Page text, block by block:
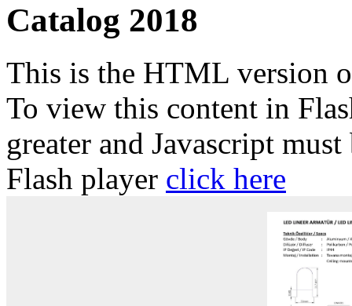
Catalog 2018
This is the HTML version
To view this content in
greater and Javascript
Flash player click here